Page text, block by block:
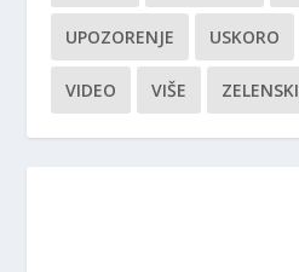
UPOZORENJE USKORO
VIDEO VIŠE ZELENSKI